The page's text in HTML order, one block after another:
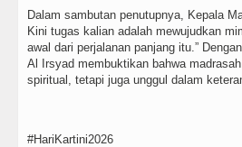
Dalam sambutan penutupnya, Kepala
Kini tugas kalian adalah mewujudkan
awal dari perjalanan panjang itu.”
Al Irsyad membuktikan bahwa
spiritual, tetapi juga unggul dalam
#HariKartini2026